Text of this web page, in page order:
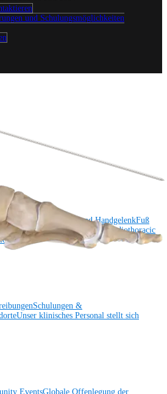
und Schulungsmöglichkeiten
Orthobiologie
Hand und HandgelenkFuß
Herz-ThoraxchirurgieCardiothoracic
Schulungen &
Unser klinisches Personal stellt sich
EventsGlobale Offenlegung der